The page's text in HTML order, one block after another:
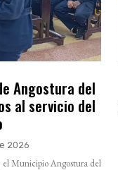
Angostura del
al servicio del
2026
el Municipio Angostura del